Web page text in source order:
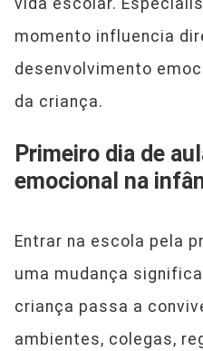
vida escolar.
momento influencia
desenvolvimento
da criança.
Primeiro dia de
emocional na
Entrar na escola pela
uma mudança
criança passa a
ambientes, colegas,